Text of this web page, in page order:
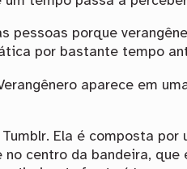
porque
por bastante tempo
aparece em
Ela é composta
centro da bandeira,